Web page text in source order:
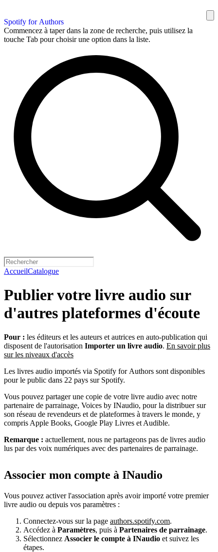
Spotify for Authors
Commencez à taper dans la zone de recherche, puis utilisez la
touche Tab pour choisir une option dans la liste.
AccueilCatalogue
Publier votre livre audio sur
d'autres plateformes d'écoute
Pour : les éditeurs et les auteurs et autrices en auto-publication qui
disposent de l'autorisation Importer un livre audio. En savoir plus
sur les niveaux d'accès
Les livres audio importés via Spotify for Authors sont disponibles
pour le public dans 22 pays sur Spotify.
Vous pouvez partager une copie de votre livre audio avec notre
partenaire de parrainage, Voices by INaudio, pour la distribuer sur
son réseau de revendeurs et de plateformes à travers le monde, y
compris Apple Books, Google Play Livres et Audible.
Remarque : actuellement, nous ne partageons pas de livres audio
lus par des voix numériques avec des partenaires de parrainage.
Associer mon compte à INaudio
Vous pouvez activer l'association après avoir importé votre premier
livre audio ou depuis vos paramètres :
Connectez-vous sur la page authors.spotify.com.
Accédez à Paramètres, puis à Partenaires de parrainage.
Sélectionnez Associer le compte à INaudio et suivez les
étapes.